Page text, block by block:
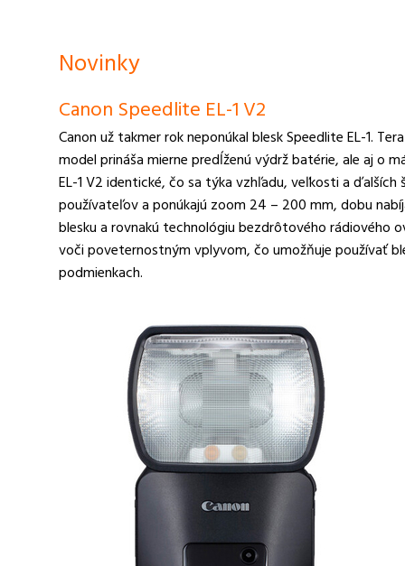
Novinky
Canon Speedlite EL-1 V2
Canon už takmer rok neponúkal blesk Speedlite EL-1.
model prináša mierne predĺženú výdrž batérie, ale aj o
EL-1 V2 identické, čo sa týka vzhľadu, veľkosti a
používateľov a ponúkajú zoom 24 – 200 mm, dobu
blesku a rovnakú technológiu bezdrôtového rádiového
voči poveternostným vplyvom, čo umožňuje používať
podmienkach.